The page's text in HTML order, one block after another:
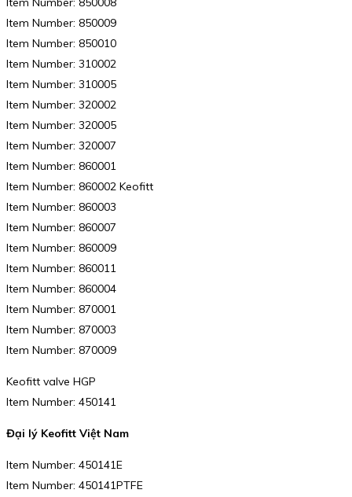
Item Number: 850009
Item Number: 850010
Item Number: 310002
Item Number: 310005
Item Number: 320002
Item Number: 320005
Item Number: 320007
Item Number: 860001
Item Number: 860002 Keofitt
Item Number: 860003
Item Number: 860007
Item Number: 860009
Item Number: 860011
Item Number: 860004
Item Number: 870001
Item Number: 870003
Item Number: 870009
Keofitt valve HGP
Item Number: 450141
Đại lý Keofitt Việt Nam
Item Number: 450141E
Item Number: 450141PTFE